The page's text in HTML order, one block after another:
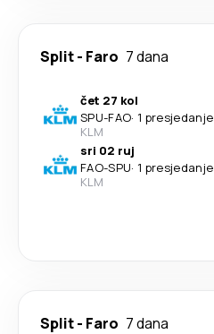
Split- Faro 7 dana
čet 27 kol
SPU-FAO· 1 presjedanje
KLM
sri 02 ruj
FAO-SPU· 1 presjedanje
KLM
Split- Faro 7 dana